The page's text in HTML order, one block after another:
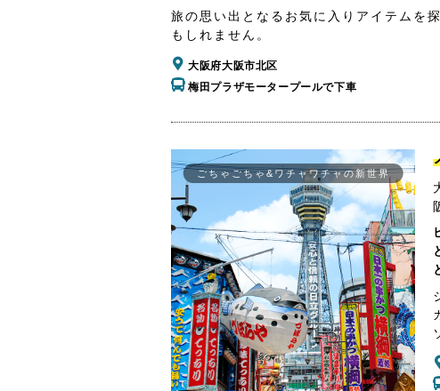
旅の思い出となるお気に入りアイテムを
もしれません。
大阪府大阪市北区
梅田プラザモータープールで下車
ごちゃごちゃ&ワチャワチャの新世界